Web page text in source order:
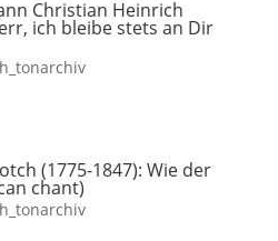
Christian Heinrich
ich bleibe stets an Dir
(1775-1847): Wie der
chant)